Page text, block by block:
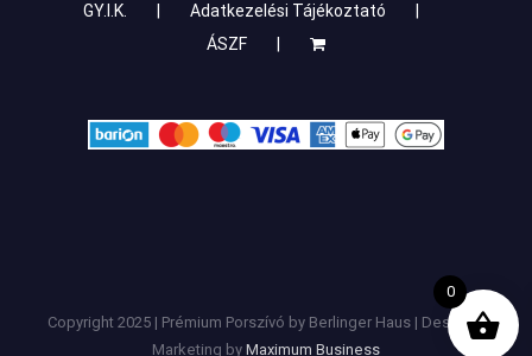
GY.I.K.
Adatkezelési Tájékoztató
ÁSZF
Copyright 2025 | Prémium Porszívó by Berlinger Haus | Design &
Marketing by Maximum Business
0